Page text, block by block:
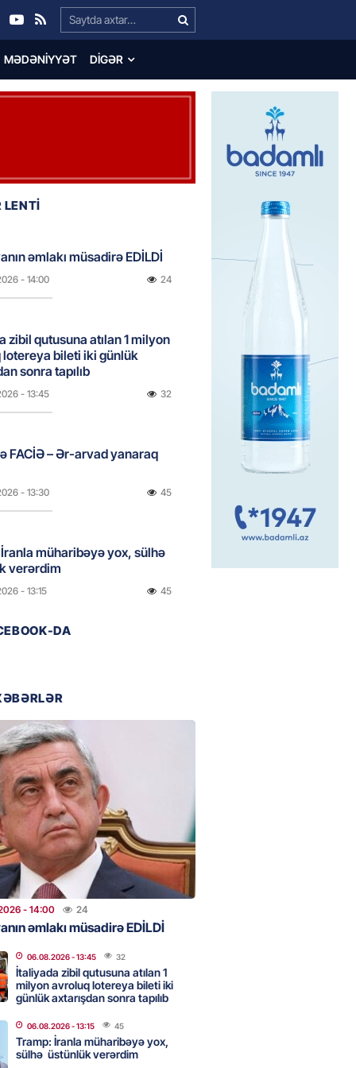
Search…
MƏDƏNIYYƏT DIGƏR
əmlakı müsadirə EDİLDİ
- 14:00 24
zibil qutusuna atılan 1 milyon
bileti iki günlük
sonra tapılıb
- 13:45 32
FACİƏ – Ər-arvad yanaraq
- 13:30 45
müharibəyə yox, sülhə
verərdim
- 13:15 45
qalma müddətinizi aşsanız,
ABŞ-a girişinizə daimi
qoyula bilər
- 12:45
baş konsulluq açmaq
- 12:30 63
niyə davamlı olaraq yorğunuq
biləndə ŞOKA
DA
- 14:00 24
əmlakı müsadirə EDİLDİ
06.08.2026- 13:45 32
İtaliyada zibil qutusuna atılan 1
milyon avroluq lotereya bileti iki
günlük axtarışdan sonra tapılıb
06.08.2026- 13:15 45
Tramp: İranla müharibəyə yox,
sülhə üstünlük verərdim